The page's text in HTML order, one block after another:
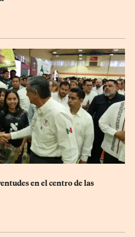
en el centro de las